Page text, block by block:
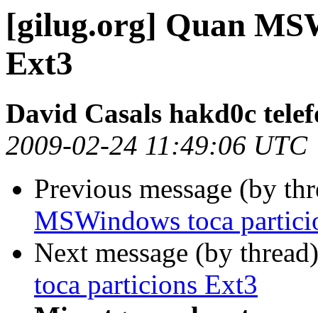
[gilug.org] Quan
Ext3
David Casals hakd0c
2009-02-24 11:49:06 UTC
Previous message (by
MSWindows toca
Next message (by
toca particions Ext3